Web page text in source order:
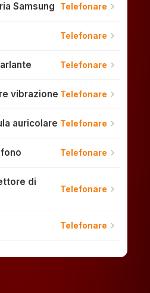
Samsung Telefonare chevron_right
Telefonare chevron_right
Telefonare chevron_right
vibrazione Telefonare chevron_right
auricolare Telefonare chevron_right
Telefonare chevron_right
di
Telefonare chevron_right
Telefonare chevron_right